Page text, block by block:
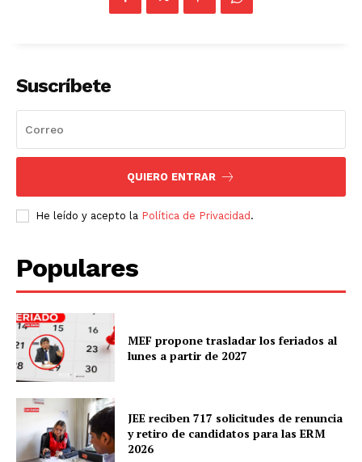
Suscríbete
QUIERO ENTRAR
He leído y acepto la Política de Privacidad.
Populares
MEF propone trasladar los feriados al
lunes a partir de 2027
JEE reciben 717 solicitudes de renuncia
y retiro de candidatos para las ERM
2026